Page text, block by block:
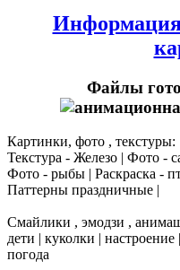
Файлы
Картинки, фото , текстуры:
Текстура - Железо | Фото -
Фото - рыбы | Раскраска -
Паттерны праздничные |
Смайлики , эмодзи ,
дети | куколки |
погода